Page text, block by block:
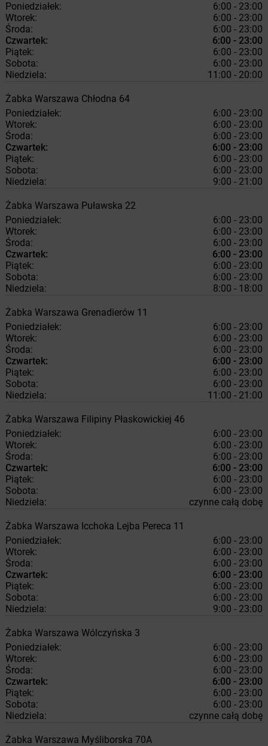
Poniedziałek:
6:00 - 23:00
Wtorek:
6:00 - 23:00
Środa:
6:00 - 23:00
Czwartek:
6:00 - 23:00
Piątek:
6:00 - 23:00
Sobota:
6:00 - 23:00
Niedziela:
11:00 - 20:00
Żabka Warszawa Chłodna 64
Poniedziałek:
6:00 - 23:00
Wtorek:
6:00 - 23:00
Środa:
6:00 - 23:00
Czwartek:
6:00 - 23:00
Piątek:
6:00 - 23:00
Sobota:
6:00 - 23:00
Niedziela:
9:00 - 21:00
Żabka Warszawa Puławska 22
Poniedziałek:
6:00 - 23:00
Wtorek:
6:00 - 23:00
Środa:
6:00 - 23:00
Czwartek:
6:00 - 23:00
Piątek:
6:00 - 23:00
Sobota:
6:00 - 23:00
Niedziela:
8:00 - 18:00
Żabka Warszawa Grenadierów 11
Poniedziałek:
6:00 - 23:00
Wtorek:
6:00 - 23:00
Środa:
6:00 - 23:00
Czwartek:
6:00 - 23:00
Piątek:
6:00 - 23:00
Sobota:
6:00 - 23:00
Niedziela:
11:00 - 21:00
Żabka Warszawa Filipiny Płaskowickiej 46
Poniedziałek:
6:00 - 23:00
Wtorek:
6:00 - 23:00
Środa:
6:00 - 23:00
Czwartek:
6:00 - 23:00
Piątek:
6:00 - 23:00
Sobota:
6:00 - 23:00
Niedziela:
czynne całą dobę
Żabka Warszawa Icchoka Lejba Pereca 11
Poniedziałek:
6:00 - 23:00
Wtorek:
6:00 - 23:00
Środa:
6:00 - 23:00
Czwartek:
6:00 - 23:00
Piątek:
6:00 - 23:00
Sobota:
6:00 - 23:00
Niedziela:
9:00 - 23:00
Żabka Warszawa Wólczyńska 3
Poniedziałek:
6:00 - 23:00
Wtorek:
6:00 - 23:00
Środa:
6:00 - 23:00
Czwartek:
6:00 - 23:00
Piątek:
6:00 - 23:00
Sobota:
6:00 - 23:00
Niedziela:
czynne całą dobę
Żabka Warszawa Myśliborska 70A